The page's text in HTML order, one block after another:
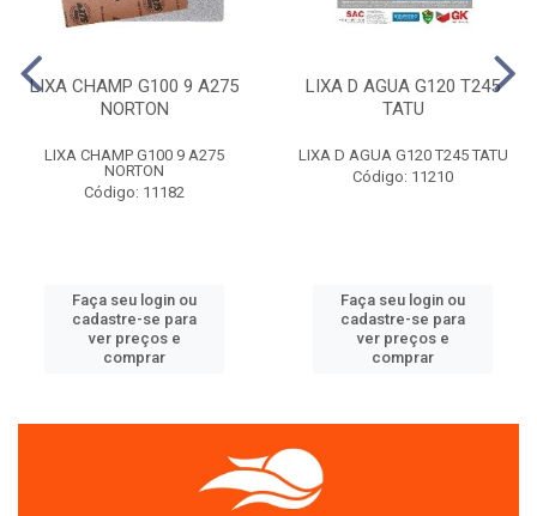
LIXA CHAMP G100 9 A275
NORTON
LIXA CHAMP G100 9 A275
NORTON
Código: 11182
Faça seu login ou
cadastre-se para
ver preços e
comprar
LIXA D AGUA G120 T245
TATU
LIXA D AGUA G120 T245 TATU
Código: 11210
Faça seu login ou
cadastre-se para
ver preços e
comprar